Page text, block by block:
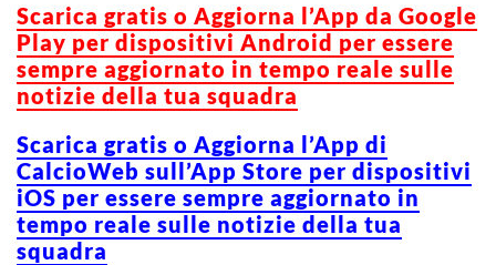
Scarica gratis o Aggiorna l’App da Google
Play per dispositivi Android per essere
sempre aggiornato in tempo reale sulle
notizie della tua squadra
Scarica gratis o Aggiorna l’App di
CalcioWeb sull’App Store per dispositivi
iOS per essere sempre aggiornato in
tempo reale sulle notizie della tua
squadra